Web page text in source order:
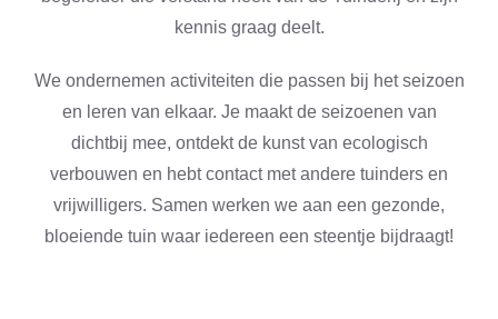
kennis graag deelt.
We ondernemen activiteiten die passen bij het seizoen
en leren van elkaar. Je maakt de seizoenen van
dichtbij mee, ontdekt de kunst van ecologisch
verbouwen en hebt contact met andere tuinders en
vrijwilligers. Samen werken we aan een gezonde,
bloeiende tuin waar iedereen een steentje bijdraagt!